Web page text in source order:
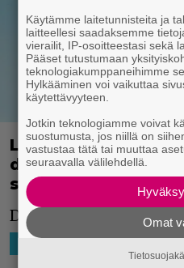
Lionsgate
deepfake-
saada alemmaksi
Deepfake taipuu
Käytämme laitetunnisteita ja
laitteellesi saadaksemme
vierailit, IP-osoitteestasi sekä
Pääset tutustumaan
teknologiakumppaneihimme
Hylkääminen voi vaikuttaa
käytettävyyteen.
Jotkin teknologiamme voivat
suostumusta, jos niillä on
vastustaa tätä tai muuttaa
seuraavalla välilehdellä.
Omat